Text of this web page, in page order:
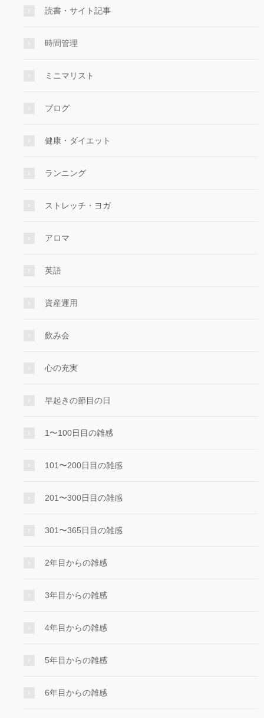
読書・サイト記事
時間管理
ミニマリスト
ブログ
健康・ダイエット
ランニング
ストレッチ・ヨガ
アロマ
英語
資産運用
飲み会
心の充実
早起きの節目の日
1〜100日目の雑感
101〜200日目の雑感
201〜300日目の雑感
301〜365日目の雑感
2年目からの雑感
3年目からの雑感
4年目からの雑感
5年目からの雑感
6年目からの雑感